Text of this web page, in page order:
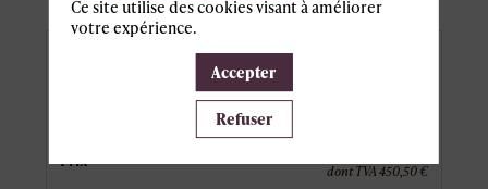
Table de 8 places - Membre Paperjam
Prix dont TVA 450,50 €
Ce site utilise des cookies visant à améliorer
votre expérience.
Accepter
Refuser